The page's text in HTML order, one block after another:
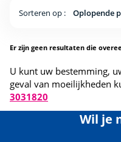
Sorteren op : Oplopende
Er zijn geen resultaten die
U kunt uw bestemming,
geval van moeilijkheden
3031820
Wil je